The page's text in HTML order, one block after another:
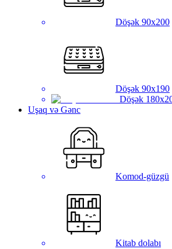
Döşək 90x200
Döşək 90x190
Döşək
Uşaq və Gənc
Komod-güzgü
Kitab dolabı